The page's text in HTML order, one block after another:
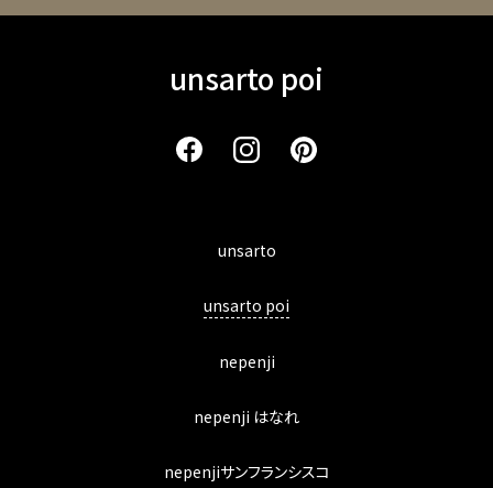
unsarto poi
unsarto
unsarto poi
nepenji
nepenji はなれ
nepenjiサンフランシスコ